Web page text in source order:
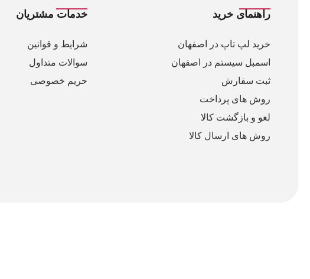
راهنمای خرید
خرید لپ تاپ در اصفهان
اسمبل سیستم در اصفهان
ثبت سفارش
روش های پرداخت
لغو و بازگشت کالا
روش های ارسال کالا
خدمات مشتریان
شرایط و قوانین
سوالات متداول
حریم خصوصی